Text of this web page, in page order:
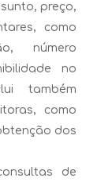
preço,
como
número
no
também
como
dos
de